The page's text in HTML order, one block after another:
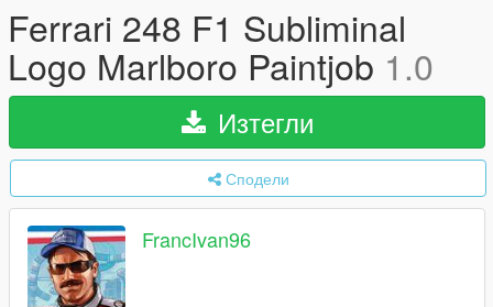
Ferrari 248 F1 Subliminal
Logo Marlboro Paintjob 1.0
Изтегли
Сподели
FrancIvan96